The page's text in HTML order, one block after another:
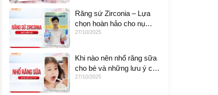
Răng sứ Zirconia – Lựa
chọn hoàn hảo cho nụ
cười bền đẹp
27/10/2025
Khi nào nên nhổ răng sữa
cho bé và những lưu ý cha
mẹ cần biết
27/10/2025